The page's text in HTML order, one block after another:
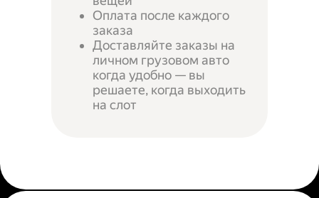
Оплата после каждого
заказа
Доставляйте заказы на
личном грузовом авто
когда удобно — вы
решаете, когда выходить
на слот